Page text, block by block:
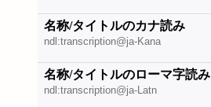
名称/タイトルのカナ読み
ndl:transcription@ja-Kana
名称/タイトルのローマ字読み
ndl:transcription@ja-Latn